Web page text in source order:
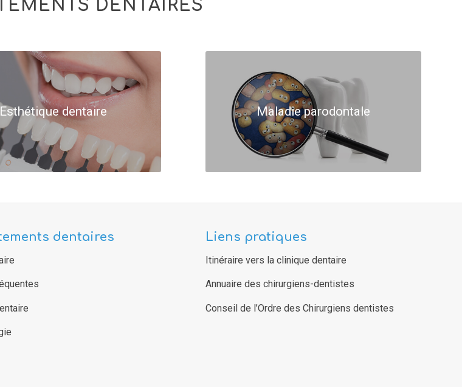
DENTAIRES
Esthétique dentaire Maladie parodontale
dentaires Liens pratiques
Itinéraire vers la clinique dentaire
Annuaire des chirurgiens-dentistes
Conseil de l’Ordre des Chirurgiens dentistes